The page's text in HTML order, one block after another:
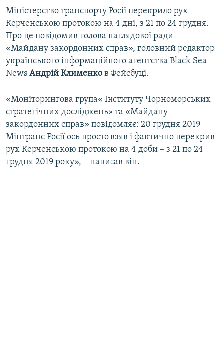
Усі сайти RFE/RL
Міністерство транспорту Росії перекрило рух
Керченською протокою на 4 дні, з 21 по 24 грудня.
Про це повідомив голова наглядової ради
«Майдану закордонних справ», головний редактор
українського інформаційного агентства Black Sea
News Андрій Клименко в Фейсбуці.
«Моніторингова група« Інституту Чорноморських
стратегічних досліджень» та «Майдану
закордонних справ» повідомляє: 20 грудня 2019
Мінтранс Росії ось просто взяв і фактично перекрив
рух Керченською протокою на 4 доби – з 21 по 24
грудня 2019 року», – написав він.